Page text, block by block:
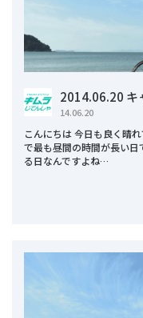
2014.06.20
14.06.20
こんにちは 今日も良く晴
で最も昼間の時間が長い
る日なんですよね…